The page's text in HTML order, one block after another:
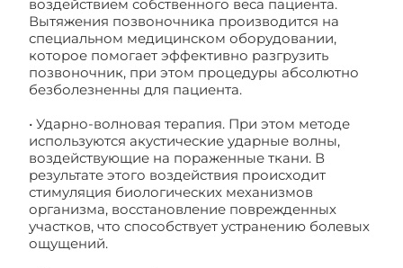
воздействием собственного веса пациента.
Вытяжения позвоночника производится на
специальном медицинском оборудовании,
которое помогает эффективно разгрузить
позвоночник, при этом процедуры абсолютно
безболезненны для пациента.
• Ударно-волновая терапия. При этом методе
используются акустические ударные волны,
воздействующие на пораженные ткани. В
результате этого воздействия происходит
стимуляция биологических механизмов
организма, восстановление поврежденных
участков, что способствует устранению болевых
ощущений.